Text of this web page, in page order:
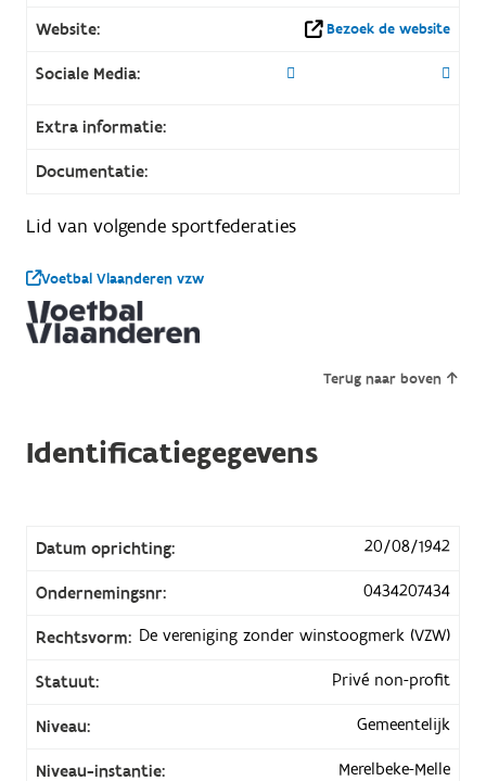
Website: Bezoek de website
Sociale Media:
Extra informatie:
Documentatie:
Lid van volgende sportfederaties
Voetbal Vlaanderen vzw
Terug naar boven
Identificatiegegevens
Datum oprichting: 20/08/1942
Ondernemingsnr: 0434207434
Rechtsvorm: De vereniging zonder winstoogmerk (VZW)
Statuut: Privé non-profit
Niveau: Gemeentelijk
Niveau-instantie: Merelbeke-Melle